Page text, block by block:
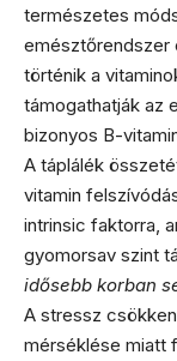
természetes
emésztőrendszer
történik a
támogathatják az
bizonyos B-
A táplálék
vitamin
intrinsic faktorra,
gyomorsav szint
idősebb korban
A stressz
mérséklése miatt